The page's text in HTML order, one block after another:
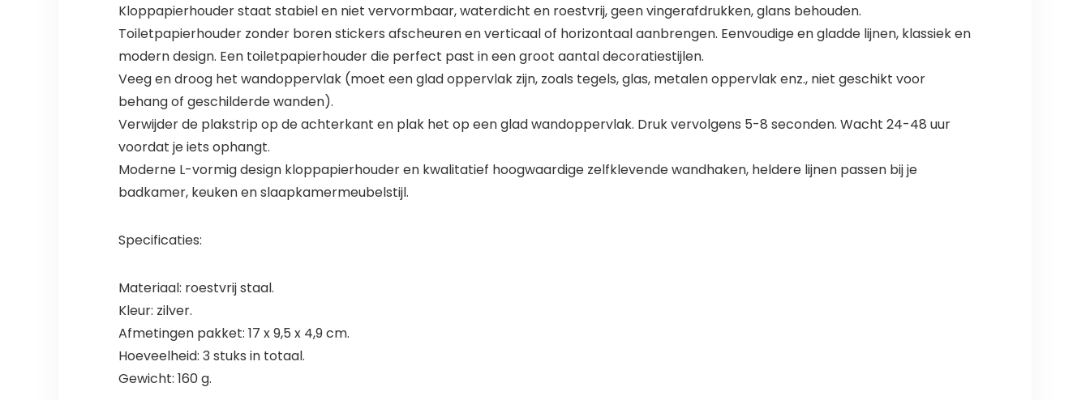
Kloppapierhouder staat stabiel en niet vervormbaar, waterdicht en roestvrij, geen vingerafdrukken, glans behouden.
Toiletpapierhouder zonder boren stickers afscheuren en verticaal of horizontaal aanbrengen. Eenvoudige en gladde lijnen, klassiek en
modern design. Een toiletpapierhouder die perfect past in een groot aantal decoratiestijlen.
Veeg en droog het wandoppervlak (moet een glad oppervlak zijn, zoals tegels, glas, metalen oppervlak enz., niet geschikt voor
behang of geschilderde wanden).
Verwijder de plakstrip op de achterkant en plak het op een glad wandoppervlak. Druk vervolgens 5-8 seconden. Wacht 24-48 uur
voordat je iets ophangt.
Moderne L-vormig design kloppapierhouder en kwalitatief hoogwaardige zelfklevende wandhaken, heldere lijnen passen bij je
badkamer, keuken en slaapkamermeubelstijl.
Specificaties:
Materiaal: roestvrij staal.
Kleur: zilver.
Afmetingen pakket: 17 x 9,5 x 4,9 cm.
Hoeveelheid: 3 stuks in totaal.
Gewicht: 160 g.